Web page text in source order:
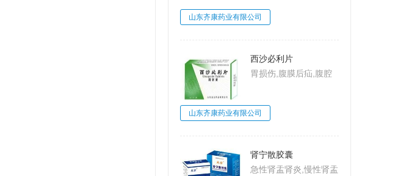
山东齐康药业有限公司
西沙必利片
胃损伤,腹膜后疝,腹腔
大肠梗阻,肠系膜上动脉
山东齐康药业有限公司
肾宁散胶囊
急性肾盂肾炎,慢性肾盂